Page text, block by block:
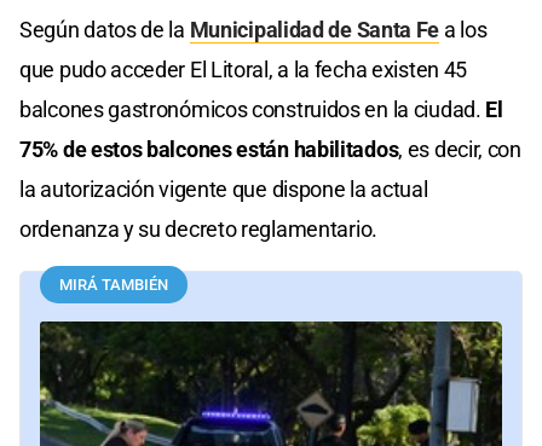
Según datos de la Municipalidad de Santa Fe a los
que pudo acceder El Litoral, a la fecha existen 45
balcones gastronómicos construidos en la ciudad. El
75% de estos balcones están habilitados, es decir, con
la autorización vigente que dispone la actual
ordenanza y su decreto reglamentario.
MIRÁ TAMBIÉN